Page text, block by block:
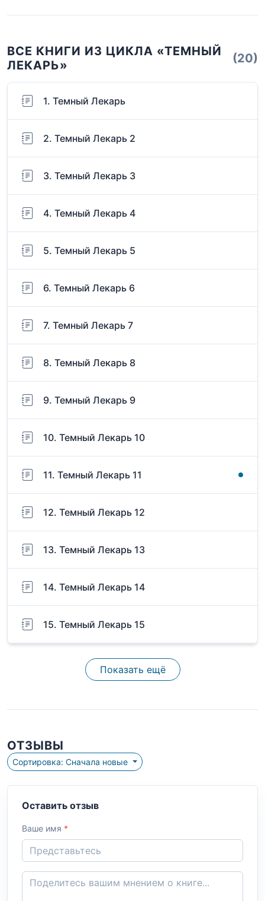
ВСЕ КНИГИ ИЗ ЦИКЛА «ТЕМНЫЙ
ЛЕКАРЬ»
(20)
1. Темный Лекарь
2. Темный Лекарь 2
3. Темный Лекарь 3
4. Темный Лекарь 4
5. Темный Лекарь 5
6. Темный Лекарь 6
7. Темный Лекарь 7
8. Темный Лекарь 8
9. Темный Лекарь 9
10. Темный Лекарь 10
11. Темный Лекарь 11
12. Темный Лекарь 12
13. Темный Лекарь 13
14. Темный Лекарь 14
15. Темный Лекарь 15
Показать ещё
ОТЗЫВЫ
Сортировка: Сначала новые
Оставить отзыв
Ваше имя *